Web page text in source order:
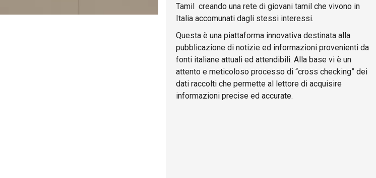
Tamil creando una rete di giovani tamil che vivono in
Italia accomunati dagli stessi interessi.
Questa è una piattaforma innovativa destinata alla
pubblicazione di notizie ed informazioni provenienti da
fonti italiane attuali ed attendibili. Alla base vi è un
attento e meticoloso processo di “cross checking” dei
dati raccolti che permette al lettore di acquisire
informazioni precise ed accurate.